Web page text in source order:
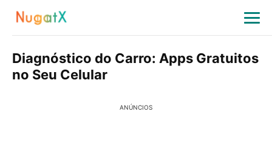
Diagnóstico do Carro: Apps Gratuitos
no Seu Celular
ANÚNCIOS